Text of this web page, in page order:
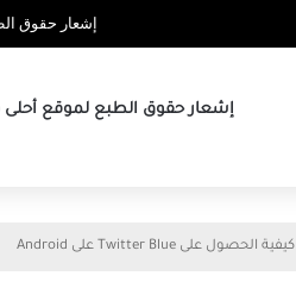
إشعار حقوق
إشعار حقوق الطبع لموقع أحلى
كيفية الحصول على Twitter Blue على Android